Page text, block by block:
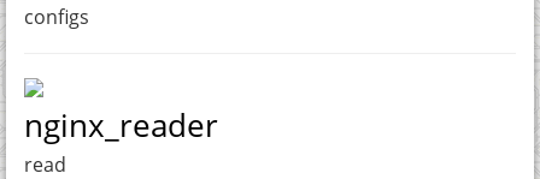
configs
nginx_reader
read